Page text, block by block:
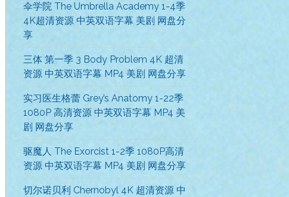
伞学院 The Umbrella Academy 1-4季
4K超清资源 中英双语字幕 美剧 网盘分
享
三体 第一季 3 Body Problem 4K 超清
资源 中英双语字幕 MP4 美剧 网盘分享
实习医生格蕾 Grey’s Anatomy 1-22季
1080P 高清资源 中英双语字幕 MP4 美
剧 网盘分享
驱魔人 The Exorcist 1-2季 1080P高清
资源 中英双语字幕 MP4 美剧 网盘分享
切尔诺贝利 Chernobyl 4K 超清资源 中